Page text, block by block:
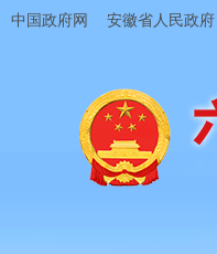
中国政府网 安徽省人民政府